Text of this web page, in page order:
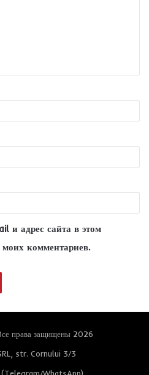
и адрес сайта в этом
комментариев.
права защищены 2026
str. Cornului 3/3